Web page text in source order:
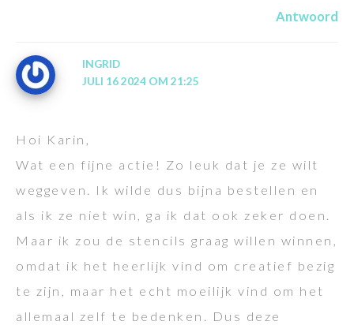
Antwoord
INGRID
JULI 16 2024 OM 21:25
Hoi Karin,
Wat een fijne actie! Zo leuk dat je ze wilt
weggeven. Ik wilde dus bijna bestellen en
als ik ze niet win, ga ik dat ook zeker doen.
Maar ik zou de stencils graag willen winnen,
omdat ik het heerlijk vind om creatief bezig
te zijn, maar het echt moeilijk vind om het
allemaal zelf te bedenken. Dus deze